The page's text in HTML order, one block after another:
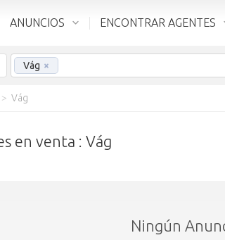
ANUNCIOS ENCONTRAR AGENTES
Vág ×
> Vág
en venta : Vág
Ningún